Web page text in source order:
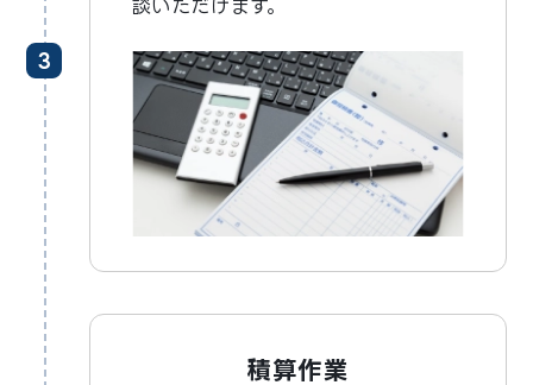
3
談いただけます。
積算作業